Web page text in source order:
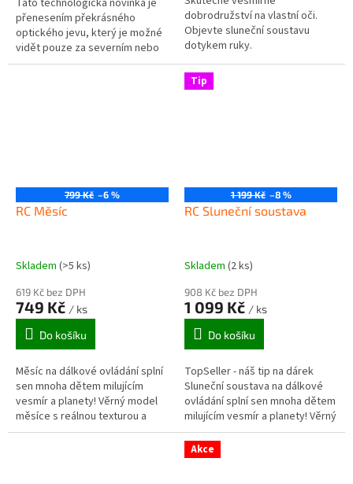
přenesením překrásného
optického jevu, který je možné
vidět pouze za severním nebo
jižním polárním kruhem. Formou
dobrodružství na vlastní oči.
Objevte sluneční soustavu
dotykem ruky.
799 Kč –6 %
RC Měsíc
Skladem (>5 ks)
619 Kč bez DPH
749 Kč / ks
Do košíku
Měsíc na dálkové ovládání splní
sen mnoha dětem milujícím
vesmír a planety! Věrný model
měsíce s reálnou texturou a
plastickým povrchem. Pomocí
Tip
1 199 Kč –8 %
RC Sluneční soustava
Skladem (2 ks)
908 Kč bez DPH
1 099 Kč / ks
Do košíku
TopSeller - náš tip na dárek
Sluneční soustava na dálkové
ovládání splní sen mnoha dětem
milujícím vesmír a planety! Věrný
model sluneční soustavy s
rotujícími planetami,...
Akce